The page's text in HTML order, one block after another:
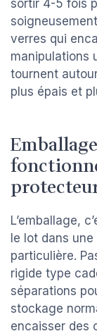
sortir 4-5 fois
verres qui
manipulations
tournent
plus épais et
L’emballage,
le lot dans
particulière.
rigide type
séparations
stockage
encaisser des